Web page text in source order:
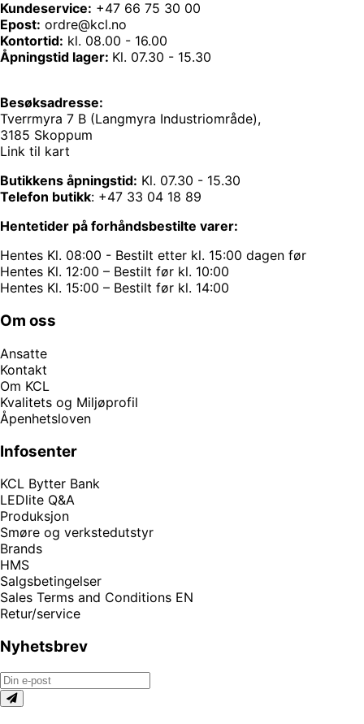
Kundeservice: +47 66 75 30 00
Epost: ordre@kcl.no
Kontortid: kl. 08.00 - 16.00
Åpningstid lager: Kl. 07.30 - 15.30
Besøksadresse:
Tverrmyra 7 B (Langmyra Industriområde),
3185 Skoppum
Link til kart
Butikkens åpningstid: Kl. 07.30 - 15.30
Telefon butikk: +47 33 04 18 89
Hentetider på forhåndsbestilte varer:
Hentes Kl. 08:00 - Bestilt etter kl. 15:00 dagen før
Hentes Kl. 12:00 – Bestilt før kl. 10:00
Hentes Kl. 15:00 – Bestilt før kl. 14:00
Om oss
Ansatte
Kontakt
Om KCL
Kvalitets og Miljøprofil
Åpenhetsloven
Infosenter
KCL Bytter Bank
LEDlite Q&A
Produksjon
Smøre og verkstedutstyr
Brands
HMS
Salgsbetingelser
Sales Terms and Conditions EN
Retur/service
Nyhetsbrev